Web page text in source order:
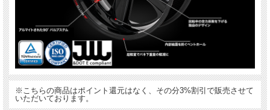
※こちらの商品はポイント還元はなく、その分3%割引で販売させて
いただいております。